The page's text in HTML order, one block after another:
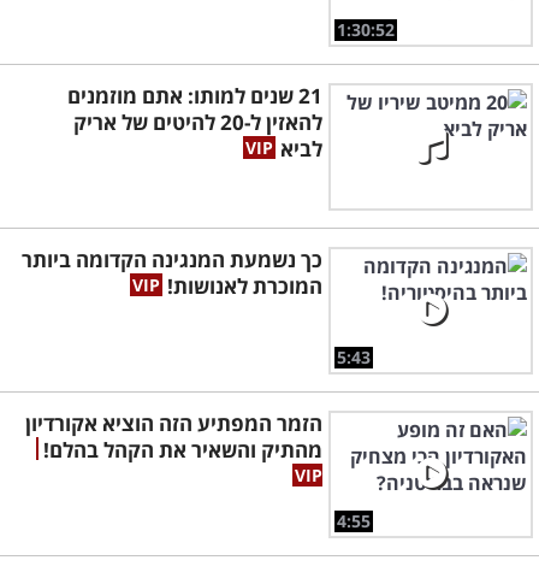
1:30:52
21 שנים למותו: אתם מוזמנים
להאזין ל-20 להיטים של אריק
לביא
5:43
כך נשמעת המנגינה הקדומה ביותר
המוכרת לאנושות!
4:55
הזמר המפתיע הזה הוציא אקורדיון
מהתיק והשאיר את הקהל בהלם!